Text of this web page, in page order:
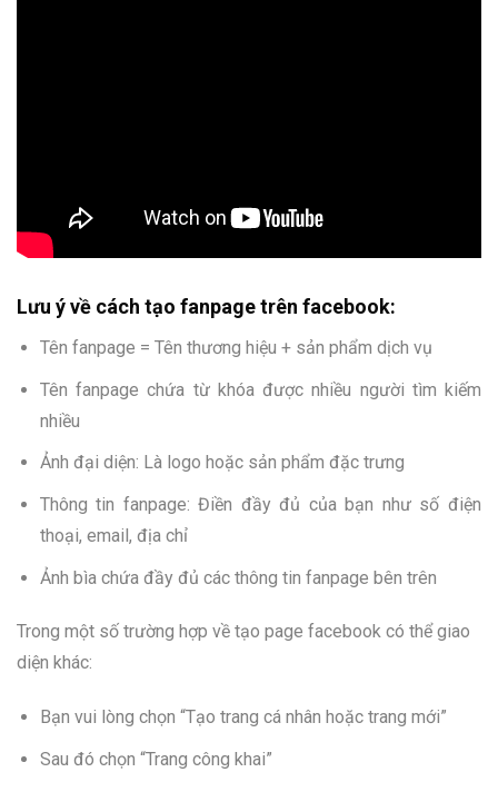
Lưu ý về cách tạo fanpage trên facebook:
Tên fanpage = Tên thương hiệu + sản phẩm dịch vụ
Tên fanpage chứa từ khóa được nhiều người tìm kiếm
nhiều
Ảnh đại diện: Là logo hoặc sản phẩm đặc trưng
Thông tin fanpage: Điền đầy đủ của bạn như số điện
thoại, email, địa chỉ
Ảnh bìa chứa đầy đủ các thông tin fanpage bên trên
Trong một số trường hợp về tạo page facebook có thể giao
diện khác:
Bạn vui lòng chọn “Tạo trang cá nhân hoặc trang mới”
Sau đó chọn “Trang công khai”